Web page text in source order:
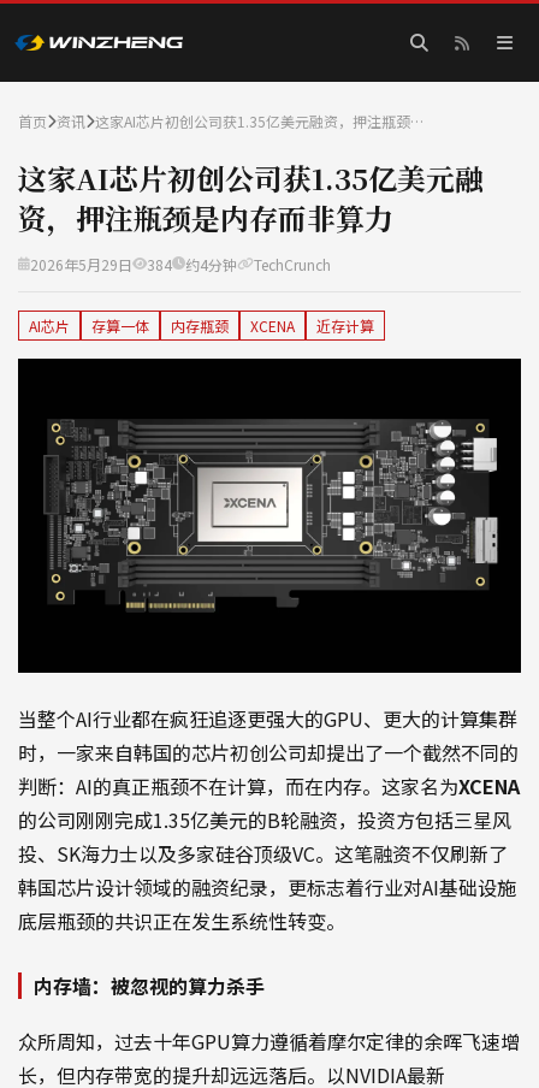
首页 资讯 这家AI芯片初创公司获1.35亿美元融资，押注瓶颈…
这家AI芯片初创公司获1.35亿美元融
资，押注瓶颈是内存而非算力
2026年5月29日 384 约4分钟 TechCrunch
AI芯片 存算一体 内存瓶颈 XCENA 近存计算
当整个AI行业都在疯狂追逐更强大的GPU、更大的计算集群
时，一家来自韩国的芯片初创公司却提出了一个截然不同的
判断：AI的真正瓶颈不在计算，而在内存。这家名为XCENA
的公司刚刚完成1.35亿美元的B轮融资，投资方包括三星风
投、SK海力士以及多家硅谷顶级VC。这笔融资不仅刷新了
韩国芯片设计领域的融资纪录，更标志着行业对AI基础设施
底层瓶颈的共识正在发生系统性转变。
内存墙：被忽视的算力杀手
众所周知，过去十年GPU算力遵循着摩尔定律的余晖飞速增
长，但内存带宽的提升却远远落后。以NVIDIA最新